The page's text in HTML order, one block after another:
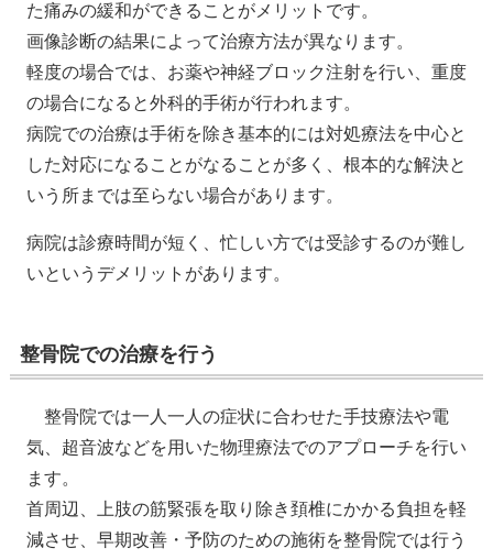
た痛みの緩和ができることがメリットです。
画像診断の結果によって治療方法が異なります。
軽度の場合では、お薬や神経ブロック注射を行い、重度
の場合になると外科的手術が行われます。
病院での治療は手術を除き基本的には対処療法を中心と
した対応になることがなることが多く、根本的な解決と
いう所までは至らない場合があります。
病院は診療時間が短く、忙しい方では受診するのが難し
いというデメリットがあります。
整骨院での治療を行う
整骨院では一人一人の症状に合わせた手技療法や電
気、超音波などを用いた物理療法でのアプローチを行い
ます。
首周辺、上肢の筋緊張を取り除き頚椎にかかる負担を軽
減させ、早期改善・予防のための施術を整骨院では行う